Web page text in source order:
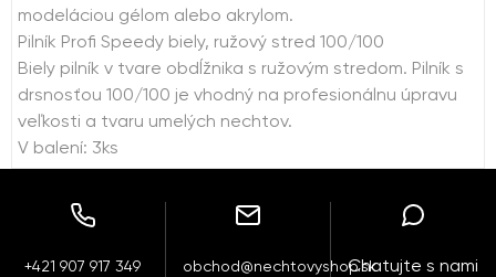
modeláciou gélom alebo akrylom.
Pilník Profi Speedy biely, ružový stred 100/100
Biely pilník v tvare obdĺžnika s ružovým stredom. Pilník s
drsnosťou 100/100 je vhodný na profesionálnu úpravu
veľkosti a tvaru umelých nechtov.
V balení: 3ks
+421 907 917 349 obchod@nechtovyshop.skChatujte s nami